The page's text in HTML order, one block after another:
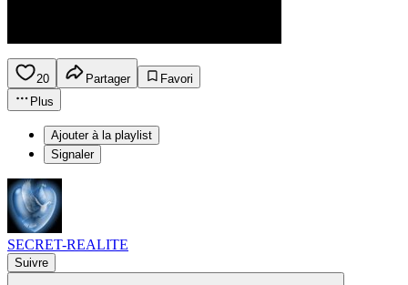
20 Partager
Favori
Plus
Ajouter à la playlist
Signaler
SECRET-REALITE
Suivre